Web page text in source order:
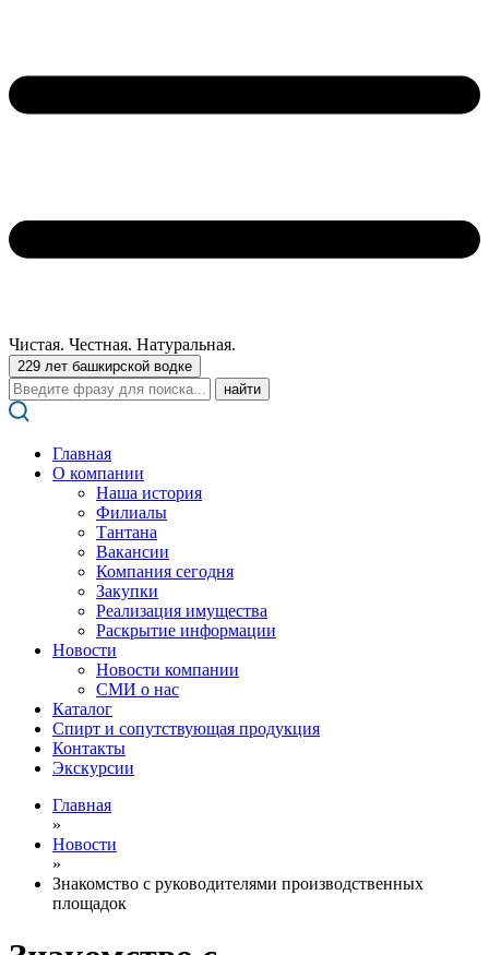
Чистая. Честная. Натуральная.
229 лет башкирской водке
Поиск:
Главная
О компании
Наша история
Филиалы
Тантана
Вакансии
Компания сегодня
Закупки
Реализация имущества
Раскрытие информации
Новости
Новости компании
СМИ о нас
Каталог
Спирт и сопутствующая продукция
Контакты
Экскурсии
Главная
»
Новости
»
Знакомство с руководителями производственных
площадок